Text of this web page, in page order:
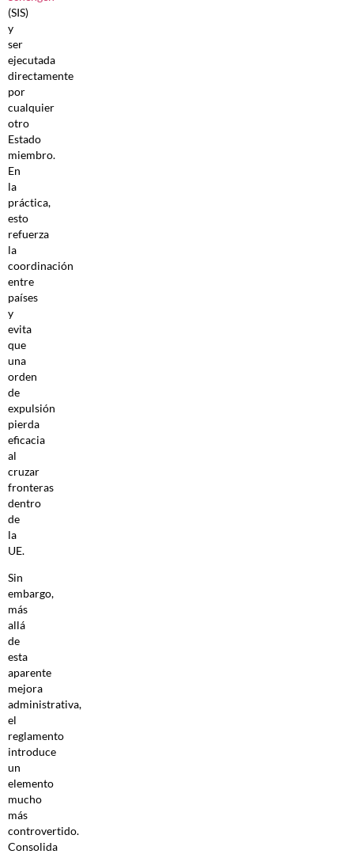
(SIS)
y
ser
ejecutada
directamente
por
cualquier
otro
Estado
miembro.
En
la
práctica,
esto
refuerza
la
coordinación
entre
países
y
evita
que
una
orden
de
expulsión
pierda
eficacia
al
cruzar
fronteras
dentro
de
la
UE.
Sin
embargo,
más
allá
de
esta
aparente
mejora
administrativa,
el
reglamento
introduce
un
elemento
mucho
más
controvertido.
Consolida